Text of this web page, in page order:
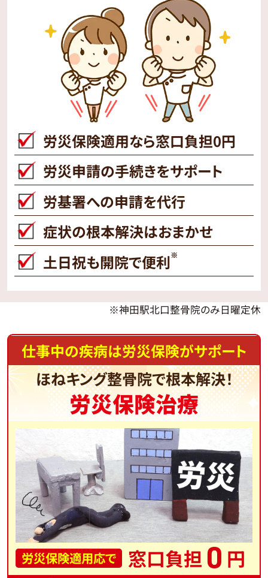
労災保険適用なら窓口負担0円
労災申請の手続きをサポート
労基署への申請を代行
症状の根本解決はおまかせ
土日祝も開院で便利※
※神田駅北口整骨院のみ日曜定休
仕事中の疾病は労災保険がサポート
ほねキング整骨院で根本解決！
労災保険治療
労災保険適用応で 窓口負担 0 円